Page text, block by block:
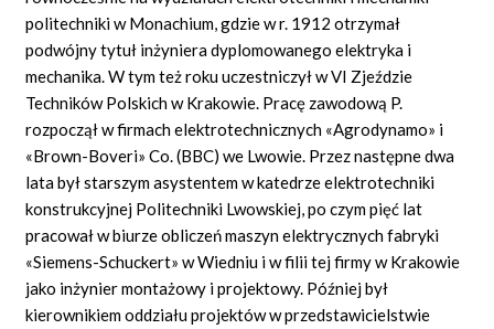
politechniki w Monachium, gdzie w r. 1912 otrzymał
podwójny tytuł inżyniera dyplomowanego elektryka i
mechanika. W tym też roku uczestniczył w VI Zjeździe
Techników Polskich w Krakowie. Pracę zawodową P.
rozpoczął w firmach elektrotechnicznych «Agrodynamo» i
«Brown-Boveri» Co. (BBC) we Lwowie. Przez następne dwa
lata był starszym asystentem w katedrze elektrotechniki
konstrukcyjnej Politechniki Lwowskiej, po czym pięć lat
pracował w biurze obliczeń maszyn elektrycznych fabryki
«Siemens-Schuckert» w Wiedniu i w filii tej firmy w Krakowie
jako inżynier montażowy i projektowy. Później był
kierownikiem oddziału projektów w przedstawicielstwie